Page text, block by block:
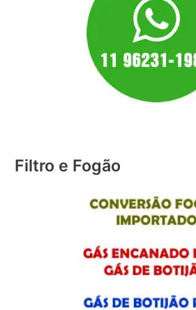
Filtro e Fogão